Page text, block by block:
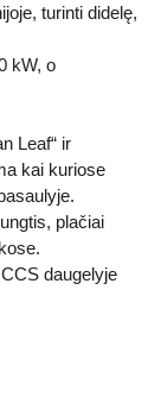
turinti didelę,
kW, o
Leaf“ ir
kai kuriose
plačiai
daugelyje